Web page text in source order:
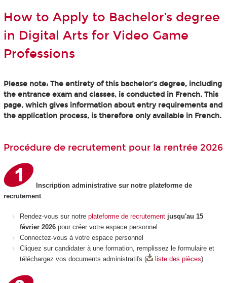
How to Apply to Bachelor’s degree
in Digital Arts for Video Game
Professions
Please note:The entirety of this bachelor’s degree, including
the entrance exam and classes, is conducted in French. This
page, which gives information about entry requirements and
the application process, is therefore only available in French.
Procédure de recrutement pour la rentrée 2026
Inscription administrative sur notre plateforme de
recrutement
Rendez-vous sur notre plateforme de recrutement jusqu'au 15
février 2026 pour créer votre espace personnel
Connectez-vous à votre espace personnel
Cliquez sur candidater à une formation, remplissez le formulaire et
téléchargez vos documents administratifs (
liste des pièces)